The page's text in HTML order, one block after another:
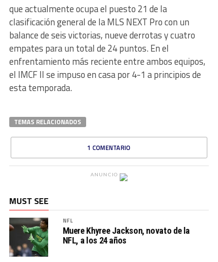
que actualmente ocupa el puesto 21 de la
clasificación general de la MLS NEXT Pro con un
balance de seis victorias, nueve derrotas y cuatro
empates para un total de 24 puntos. En el
enfrentamiento más reciente entre ambos equipos,
el IMCF II se impuso en casa por 4-1 a principios de
esta temporada.
TEMAS RELACIONADOS
1 COMENTARIO
ANUNCIO
MUST SEE
NFL
Muere Khyree Jackson, novato de la
NFL, a los 24 años